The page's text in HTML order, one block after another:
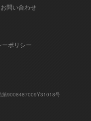
問い合わせ
ーポリシー
第9008487009Y31018号